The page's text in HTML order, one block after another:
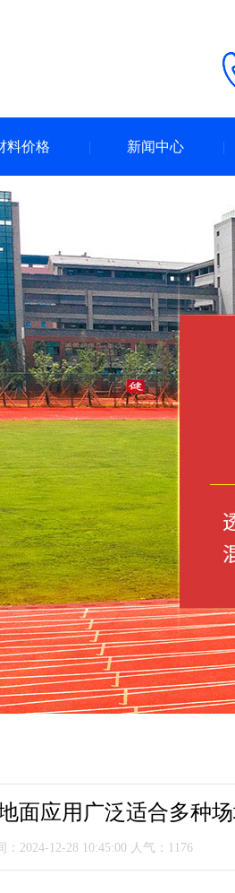
料价格 新闻中心
面应用广泛适合多种
：2024-12-28 10:45:00 人气：1176